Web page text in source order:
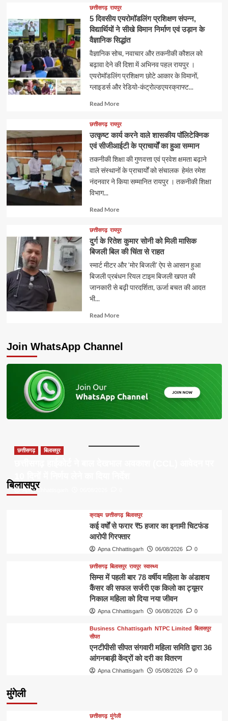
about
छत्तीसगढ़ रायपुर
5 दिवसीय एयरोमॉडलिंग प्रशिक्षण संपन्न,
विद्यार्थियों ने सीखे विमान निर्माण एवं उड़ान के
वैज्ञानिक सिद्धांत
वैज्ञानिक सोच, नवाचार और तकनीकी कौशल को
बढ़ावा देने की दिशा में अभिनव पहल रायपुर ।
एयरोमॉडलिंग प्रशिक्षण छोटे आकार के विमानों,
ग्लाइडर्स और रेडियो-कंट्रोल्डएयरक्राफ्ट...
Read MoreRead
about
छत्तीसगढ़ रायपुर
उत्कृष्ट कार्य करने वाले शासकीय पॉलिटेक्निक
एवं सीजीआईटी के प्राचार्यों का हुआ सम्मान
तकनीकी शिक्षा की गुणवत्ता एवं प्रवेश क्षमता बढ़ाने
वाले संस्थानों के प्राचार्यों को संचालक हेमंत रमेश
नंदनवार ने किया सम्मानित रायपुर । तकनीकी शिक्षा
विभाग...
Read MoreRead
about
छत्तीसगढ़ रायपुर
दुर्ग के रितेश कुमार सोनी को मिली मासिक
बिजली बिल की चिंता से राहत
स्मार्ट मीटर और ‘मोर बिजली’ ऐप से आसान हुआ
बिजली प्रबंधन रियल टाइम बिजली खपत की
जानकारी से बढ़ी पारदर्शिता, ऊर्जा बचत की आदत
भी...
Read MoreRead
Join WhatsApp Channel
बिलासपुर
छत्तीसगढ़ बिलासपुर
Apna Chhattisgarh
क्राइम छत्तीसगढ़ बिलासपुर
कई वर्षों से फरार ₹5 हजार का इनामी चिटफंड
आरोपी गिरफ्तार
Apna Chhattisgarh 06/08/2026 0
छत्तीसगढ़ बिलासपुर रायपुर स्वास्थ्य
सिम्स में पहली बार 78 वर्षीय महिला के अंडाशय
कैंसर की सफल सर्जरी एक किलो का ट्यूमर
निकाल महिला को दिया नया जीवन
Apna Chhattisgarh 06/08/2026 0
Business Chhattisgarh NTPC Limited बिलासपुर
सीपत
एनटीपीसी सीपत संगवारी महिला समिति द्वारा 36
आंगनबाड़ी केंद्रों को दरी का वितरण
Apna Chhattisgarh 05/08/2026 0
मुंगेली
छत्तीसगढ़ मुंगेली